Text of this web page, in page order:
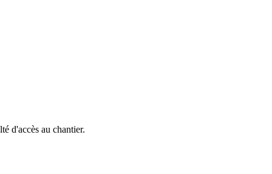
d'accès au chantier.